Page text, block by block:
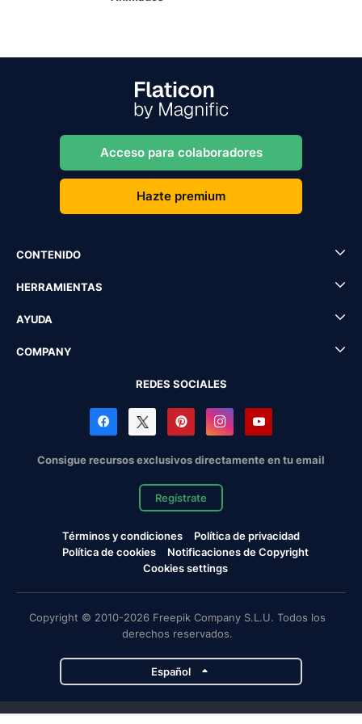
Acceso para colaboradores
Hazte premium
CONTENIDO
HERRAMIENTAS
AYUDA
COMPANY
REDES SOCIALES
Consigue recursos exclusivos directamente en tu email
Regístrate
Términos y condiciones
Política de privacidad
Política de cookies
Notificaciones de Copyright
Cookies settings
Copyright © 2010-2026 Freepik Company S.L.U. Todos los
derechos reservados.
Español